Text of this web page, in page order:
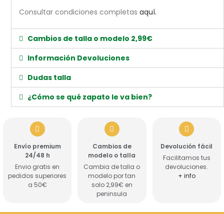
Consultar condiciones completasaquí.
Cambios de talla o modelo 2,99€
Información Devoluciones
Dudas talla
¿Cómo se qué zapato le va bien?
Envío premium
24/48 h
Envio gratis en
pedidos superiores
a 50€
Cambios de
modelo o talla
Cambia de talla o
modelo por tan
solo 2,99€ en
peninsula
Devolución fácil
Facilitamos tus
devoluciones.
+ info